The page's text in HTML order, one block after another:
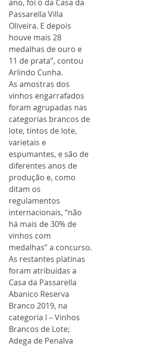
ano, foi o da Casa da
Passarella Villa
Oliveira. E depois
houve mais 28
medalhas de ouro e
11 de prata”, contou
Arlindo Cunha.
As amostras dos
vinhos engarrafados
foram agrupadas nas
categorias brancos de
lote, tintos de lote,
varietais e
espumantes, e são de
diferentes anos de
produção e, como
ditam os
regulamentos
internacionais, “não
há mais de 30% de
vinhos com
medalhas” a concurso.
As restantes platinas
foram atribuídas a
Casa da Passarella
Abanico Reserva
Branco 2019, na
categoria I – Vinhos
Brancos de Lote;
Adega de Penalva